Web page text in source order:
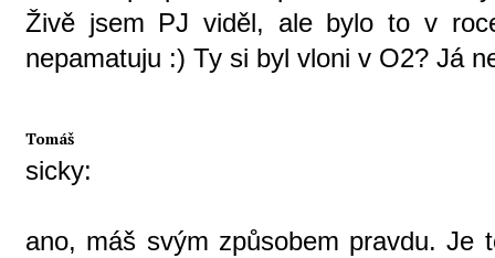
Živě jsem PJ viděl, ale bylo to v
nepamatuju :) Ty si byl vloni v O2? Já
Tomáš
sicky:
ano, máš svým způsobem pravdu. Je